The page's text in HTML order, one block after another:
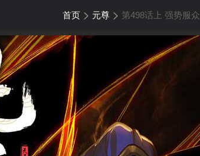
首页 元尊 第498话上 强势服众